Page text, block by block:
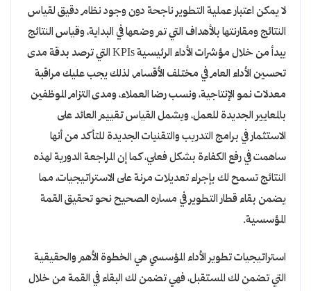
لا يمكن اعتبار عملية التطوير ناجحة دون وجود نظام دقيق لقياس
النتائج ومقارنتها بالأهداف التي تم وضعها في البداية، وقياس النتائج
يبدأ من خلال مؤشرات الأداء الرئيسية KPIs التي ترصد بدقة مدى
تحسين الأداء العام في مختلف الأقسام، لذلك يجب عليك مراقبة
معدلات نمو الإنتاجية، ونسب رضا العملاء، ومدى التزام الموظفين
بالمعايير الجديدة للعمل، ويشمل القياس تقييم العائد على
الاستثمار في برامج التدريب والتقنيات الجديدة للتأكد من أنها
ساهمت في رفع الكفاءة بشكل فعلي، كما إن المراجعة الدورية لهذه
النتائج تسمح لك بإجراء تعديلات مرنة على الاستراتيجيات، مما
يضمن بقاء قطار التطوير في مساره الصحيح نحو تحقيق القمة
المؤسسية.
استراتيجيات تطوير الأداء المؤسسي هي الخطوة الأهم والحقيقية
التي تضمن لك المستقبل، فهي تضمن لك البقاء في القمة من خلال